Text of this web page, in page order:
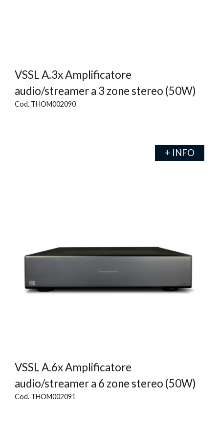
VSSL A.3x Amplificatore
audio/streamer a 3 zone stereo (50W)
Cod. THOM002090
+ INFO
VSSL A.6x Amplificatore
audio/streamer a 6 zone stereo (50W)
Cod. THOM002091